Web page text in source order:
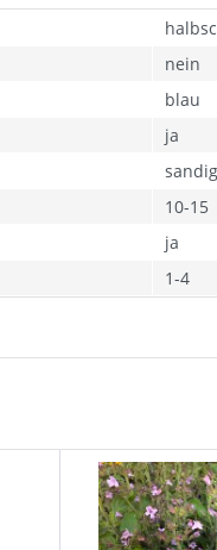
nein
blau
ja
10-15
ja
1-4